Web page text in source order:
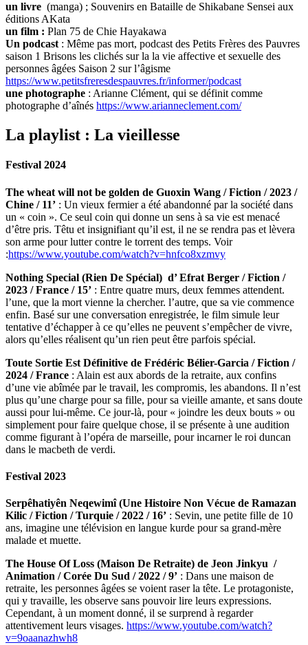
un livre (manga) ; Souvenirs en Bataille de Shikabane Sensei aux
éditions AKata
un film : Plan 75 de Chie Hayakawa
Un podcast : Même pas mort, podcast des Petits Frères des Pauvres
saison 1 Brisons les clichés sur la la vie affective et sexuelle des
personnes âgées Saison 2 sur l’âgisme
https://www.petitsfreresdespauvres.fr/informer/podcast
une photographe : Arianne Clément, qui se définit comme
photographe d’aînés https://www.arianneclement.com/
La playlist : La vieillesse
Festival 2024
The wheat will not be golden de Guoxin Wang / Fiction / 2023 /
Chine / 11’ : Un vieux fermier a été abandonné par la société dans
un « coin ». Ce seul coin qui donne un sens à sa vie est menacé
d’être pris. Têtu et insignifiant qu’il est, il ne se rendra pas et lèvera
son arme pour lutter contre le torrent des temps. Voir
:https://www.youtube.com/watch?v=hnfco8xzmvy
Nothing Special (Rien De Spécial) d’ Efrat Berger / Fiction /
2023 / France / 15’ : Entre quatre murs, deux femmes attendent.
l’une, que la mort vienne la chercher. l’autre, que sa vie commence
enfin. Basé sur une conversation enregistrée, le film simule leur
tentative d’échapper à ce qu’elles ne peuvent s’empêcher de vivre,
alors qu’elles réalisent qu’un rien peut être parfois spécial.
Toute Sortie Est Définitive de Frédéric Bélier-Garcia / Fiction /
2024 / France : Alain est aux abords de la retraite, aux confins
d’une vie abîmée par le travail, les compromis, les abandons. Il n’est
plus qu’une charge pour sa fille, pour sa vieille amante, et sans doute
aussi pour lui-même. Ce jour-là, pour « joindre les deux bouts » ou
simplement pour faire quelque chose, il se présente à une audition
comme figurant à l’opéra de marseille, pour incarner le roi duncan
dans le macbeth de verdi.
Festival 2023
Serpêhatiyên Neqewimî (Une Histoire Non Vécue de Ramazan
Kilic / Fiction / Turquie / 2022 / 16’ : Sevin, une petite fille de 10
ans, imagine une télévision en langue kurde pour sa grand-mère
malade et muette.
The House Of Loss (Maison De Retraite) de Jeon Jinkyu /
Animation / Corée Du Sud / 2022 / 9’ : Dans une maison de
retraite, les personnes âgées se voient raser la tête. Le protagoniste,
qui y travaille, les observe sans pouvoir lire leurs expressions.
Cependant, à un moment donné, il se surprend à regarder
attentivement leurs visages. https://www.youtube.com/watch?
v=9oaanazhwh8